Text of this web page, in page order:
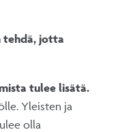
tehdä, jotta
tulee lisätä.
Yleisten ja
olla